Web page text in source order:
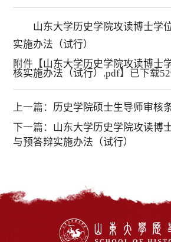
山东大学历史学院攻读博士学
实施办法（试行）
附件【山东大学历史学院攻读博士
核实施办法（试行）.pdf】已下载
上一篇： 历史学院硕士生导师审核
下一篇： 山东大学历史学院攻读博
与预答辩实施办法（试行）